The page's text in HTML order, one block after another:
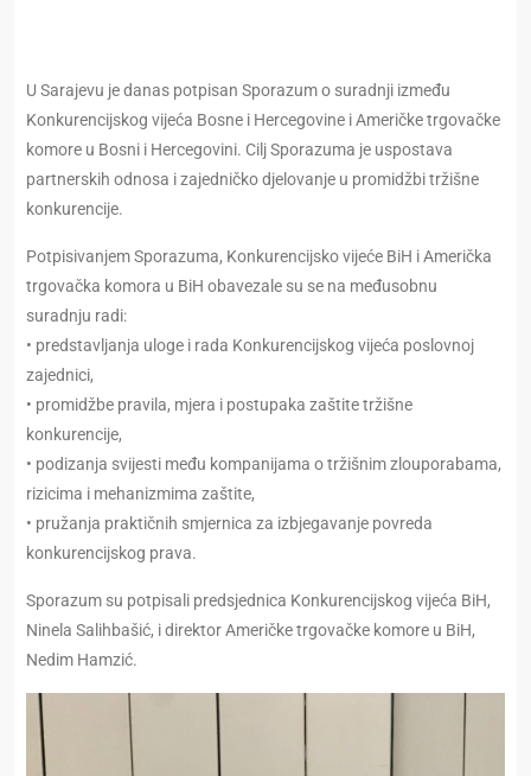
U Sarajevu je danas potpisan Sporazum o suradnji između
Konkurencijskog vijeća Bosne i Hercegovine i Američke trgovačke
komore u Bosni i Hercegovini. Cilj Sporazuma je uspostava
partnerskih odnosa i zajedničko djelovanje u promidžbi tržišne
konkurencije.
Potpisivanjem Sporazuma, Konkurencijsko vijeće BiH i Američka
trgovačka komora u BiH obavezale su se na međusobnu
suradnju radi:
• predstavljanja uloge i rada Konkurencijskog vijeća poslovnoj
zajednici,
• promidžbe pravila, mjera i postupaka zaštite tržišne
konkurencije,
• podizanja svijesti među kompanijama o tržišnim zlouporabama,
rizicima i mehanizmima zaštite,
• pružanja praktičnih smjernica za izbjegavanje povreda
konkurencijskog prava.
Sporazum su potpisali predsjednica Konkurencijskog vijeća BiH,
Ninela Salihbašić, i direktor Američke trgovačke komore u BiH,
Nedim Hamzić.